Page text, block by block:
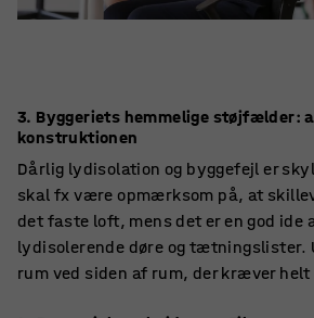
3. Byggeriets hemmelige støjfælder:
konstruktionen
Dårlig lydisolation og byggefejl er
skal fx være opmærksom på, at
det faste loft, mens det er en god ide
lydisolerende døre og tætningslister.
rum ved siden af rum, der kræver helt